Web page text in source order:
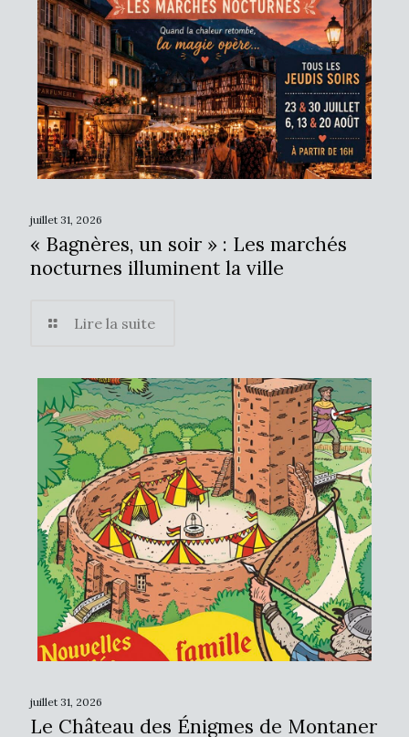
juillet 31, 2026
« Bagnères, un soir » : Les marchés
nocturnes illuminent la ville
Lire la suite
juillet 31, 2026
Le Château des Énigmes de Montaner